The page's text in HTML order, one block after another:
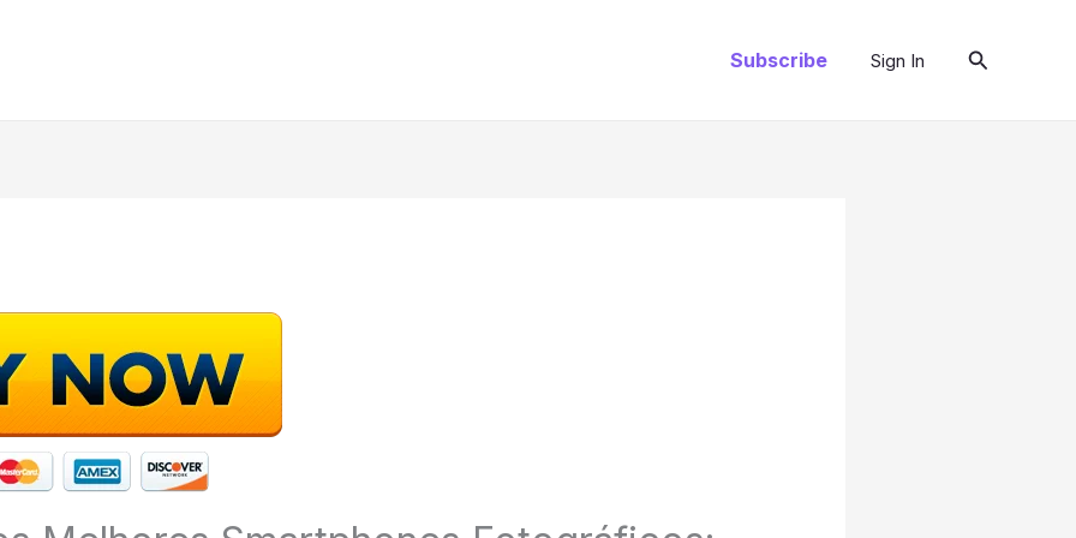
Subscribe Sign In Pesquisar